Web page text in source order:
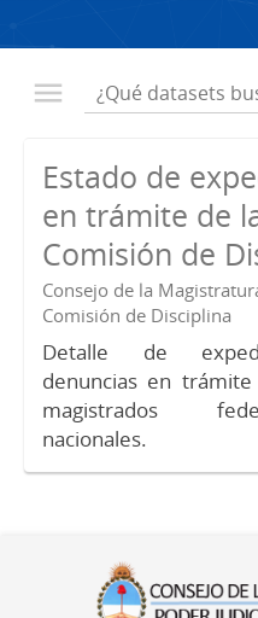
Estado de
en trámite de
Comisión de
Consejo de la
Comisión de Disciplina
Detalle de
denuncias en trámite
magistrados
nacionales.